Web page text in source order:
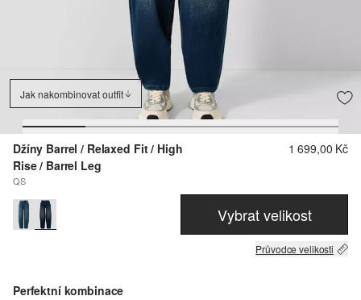
Jak nakombinovat outfit
Džíny Barrel / Relaxed Fit / High
Rise / Barrel Leg
QS
1 699,00 Kč
Vybrat velikost
Průvodce velikosti
Perfektní kombinace